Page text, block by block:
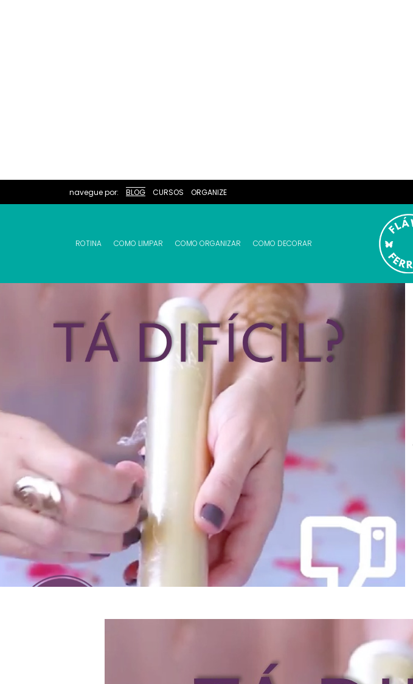
navegue por: BLOG CURSOS ORGANIZE
ROTINA COMO LIMPAR COMO ORGANIZAR COMO DECORAR